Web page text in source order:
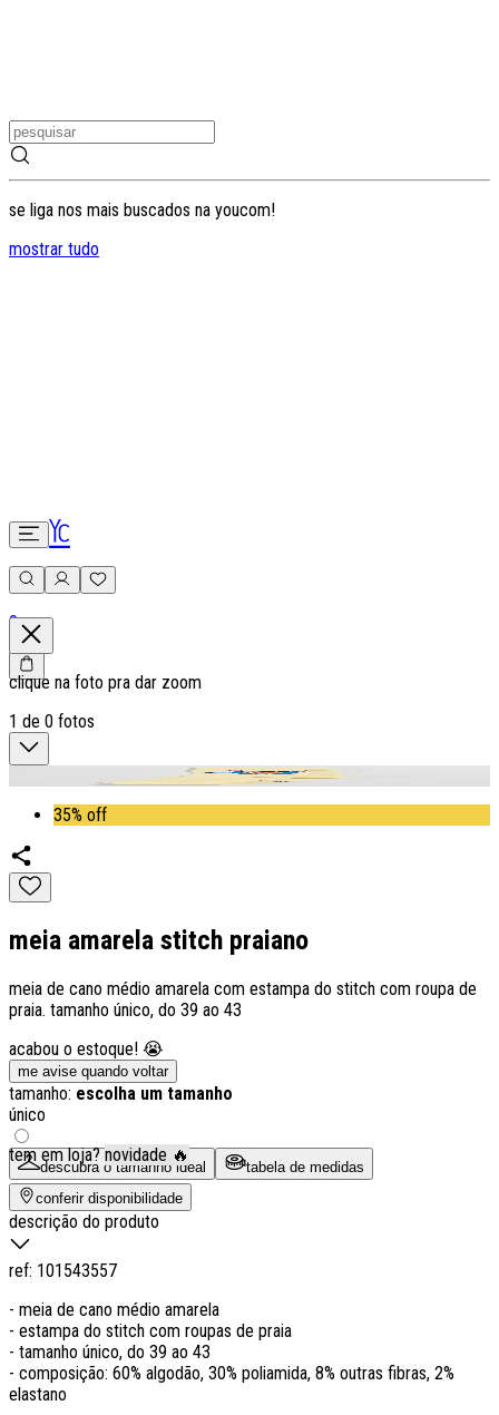
se liga nos mais buscados na youcom!
mostrar tudo
0
clique na foto pra dar zoom
1 de 0 fotos
35% off
meia amarela stitch praiano
meia de cano médio amarela com estampa do stitch com roupa de
praia. tamanho único, do 39 ao 43
acabou o estoque! 😭
me avise quando voltar
tamanho: escolha um tamanho
único
descubra o tamanho ideal tabela de medidas
tem em loja? novidade 🔥
conferir disponibilidade
descrição do produto
ref: 101543557
- meia de cano médio amarela
- estampa do stitch com roupas de praia
- tamanho único, do 39 ao 43
- composição: 60% algodão, 30% poliamida, 8% outras fibras, 2%
elastano